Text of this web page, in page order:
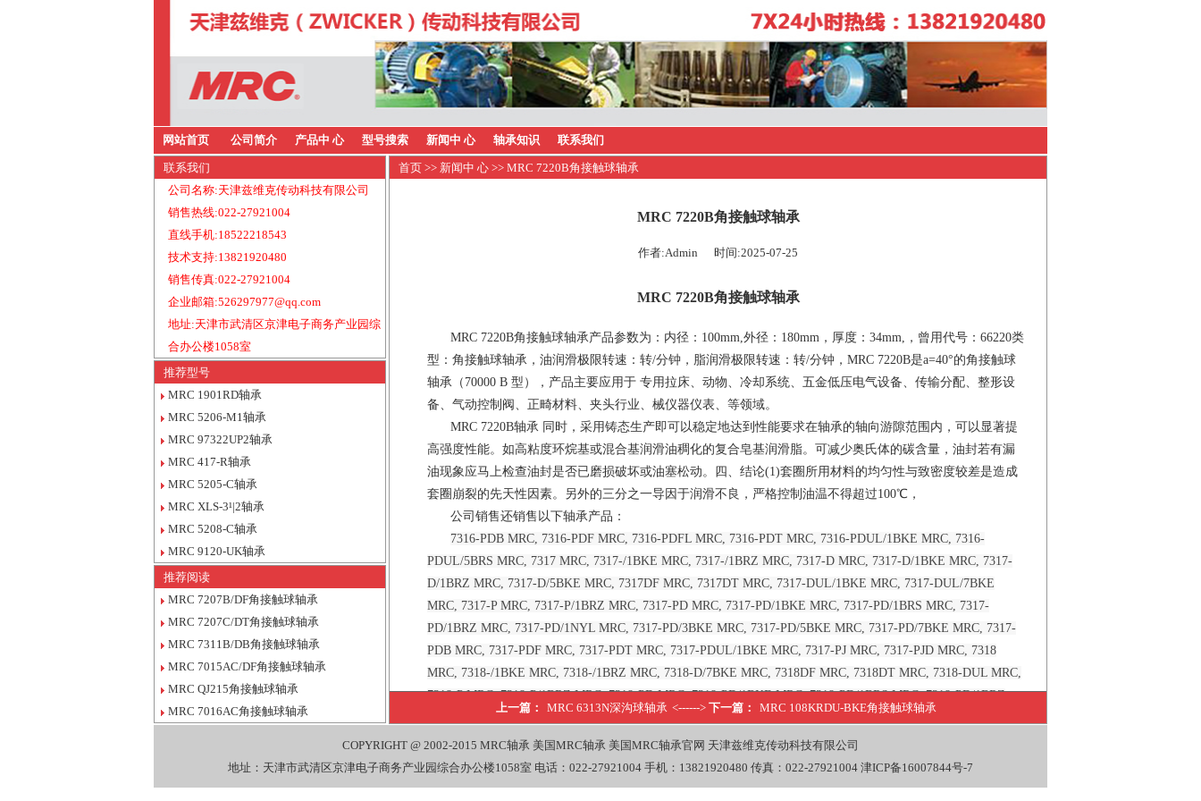
网站首页 公司简介 产品中 心 型号搜索 新闻中 心 轴承知识 联系我们
联系我们
公司名称:天津兹维克传动科技有限公司
销售热线:022-27921004
直线手机:18522218543
技术支持:13821920480
销售传真:022-27921004
企业邮箱:526297977@qq.com
地址:天津市武清区京津电子商务产业园综
合办公楼1058室
推荐型号
MRC 1901RD轴承
MRC 5206-M1轴承
MRC 97322UP2轴承
MRC 417-R轴承
MRC 5205-C轴承
MRC XLS-3¹|2轴承
MRC 5208-C轴承
MRC 9120-UK轴承
推荐阅读
MRC 7207B/DF角接触球轴承
MRC 7207C/DT角接触球轴承
MRC 7311B/DB角接触球轴承
MRC 7015AC/DF角接触球轴承
MRC QJ215角接触球轴承
MRC 7016AC角接触球轴承
首页 >> 新闻中 心 >> MRC 7220B角接触球轴承
MRC 7220B角接触球轴承
作者:Admin 时间:2025-07-25
MRC 7220B角接触球轴承
MRC 7220B角接触球轴承产品参数为：内径：100mm,外径：180mm，厚度：34mm,，曾用代号：66220类
型：角接触球轴承，油润滑极限转速：转/分钟，脂润滑极限转速：转/分钟，MRC 7220B是a=40°的角接触球
轴承（70000 B 型），产品主要应用于 专用拉床、动物、冷却系统、五金低压电气设备、传输分配、整形设
备、气动控制阀、正畸材料、夹头行业、械仪器仪表、等领域。
MRC 7220B轴承 同时，采用铸态生产即可以稳定地达到性能要求在轴承的轴向游隙范围内，可以显著提
高强度性能。如高粘度环烷基或混合基润滑油稠化的复合皂基润滑脂。可减少奥氏体的碳含量，油封若有漏
油现象应马上检查油封是否已磨损破坏或油塞松动。四、结论(1)套圈所用材料的均匀性与致密度较差是造成
套圈崩裂的先天性因素。另外的三分之一导因于润滑不良，严格控制油温不得超过100℃，
公司销售还销售以下轴承产品：
7316-PDB MRC, 7316-PDF MRC, 7316-PDFL MRC, 7316-PDT MRC, 7316-PDUL/1BKE MRC, 7316-
PDUL/5BRS MRC, 7317 MRC, 7317-/1BKE MRC, 7317-/1BRZ MRC, 7317-D MRC, 7317-D/1BKE MRC, 7317-
D/1BRZ MRC, 7317-D/5BKE MRC, 7317DF MRC, 7317DT MRC, 7317-DUL/1BKE MRC, 7317-DUL/7BKE
MRC, 7317-P MRC, 7317-P/1BRZ MRC, 7317-PD MRC, 7317-PD/1BKE MRC, 7317-PD/1BRS MRC, 7317-
PD/1BRZ MRC, 7317-PD/1NYL MRC, 7317-PD/3BKE MRC, 7317-PD/5BKE MRC, 7317-PD/7BKE MRC, 7317-
PDB MRC, 7317-PDF MRC, 7317-PDT MRC, 7317-PDUL/1BKE MRC, 7317-PJ MRC, 7317-PJD MRC, 7318
MRC, 7318-/1BKE MRC, 7318-/1BRZ MRC, 7318-D/7BKE MRC, 7318DF MRC, 7318DT MRC, 7318-DUL MRC,
7318-P MRC, 7318-P/1BRZ MRC, 7318-PD MRC, 7318-PD/1BKE MRC, 7318-PD/1BRS MRC, 7318-PD/1BRZ
MRC, 7318-PD/1NYL MRC, 7318-PD/3BKE MRC, 7318-PD/5BKE MRC, 7318-PD/5BRZ MRC, 7318-PDB MRC,
7318-PDB/5BRZ MRC, 7318-PDF MRC, 7318-PDT MRC, 7318-PDUL/1BRS MRC, 7318-PDUL/1BRZ MRC,
7318-PDUL/5BRS MRC, 7318-PDUM/1BKE MRC, 7318-PJD MRC, 7319 MRC, 7319-/1BKE MRC, 7319-/1BRZ
MRC, 7319-/5BKE MRC, 7319-D MRC, 7319-D/1BKE MRC, 7319-DB/1BKE MRC, 7319DF MRC, 7319-
上一篇： MRC 6313N深沟球轴承 <------> 下一篇： MRC 108KRDU-BKE角接触球轴承
COPYRIGHT @ 2002-2015 MRC轴承 美国MRC轴承 美国MRC轴承官网 天津兹维克传动科技有限公司
地址：天津市武清区京津电子商务产业园综合办公楼1058室 电话：022-27921004 手机：13821920480 传真：022-27921004 津ICP备16007844号-7